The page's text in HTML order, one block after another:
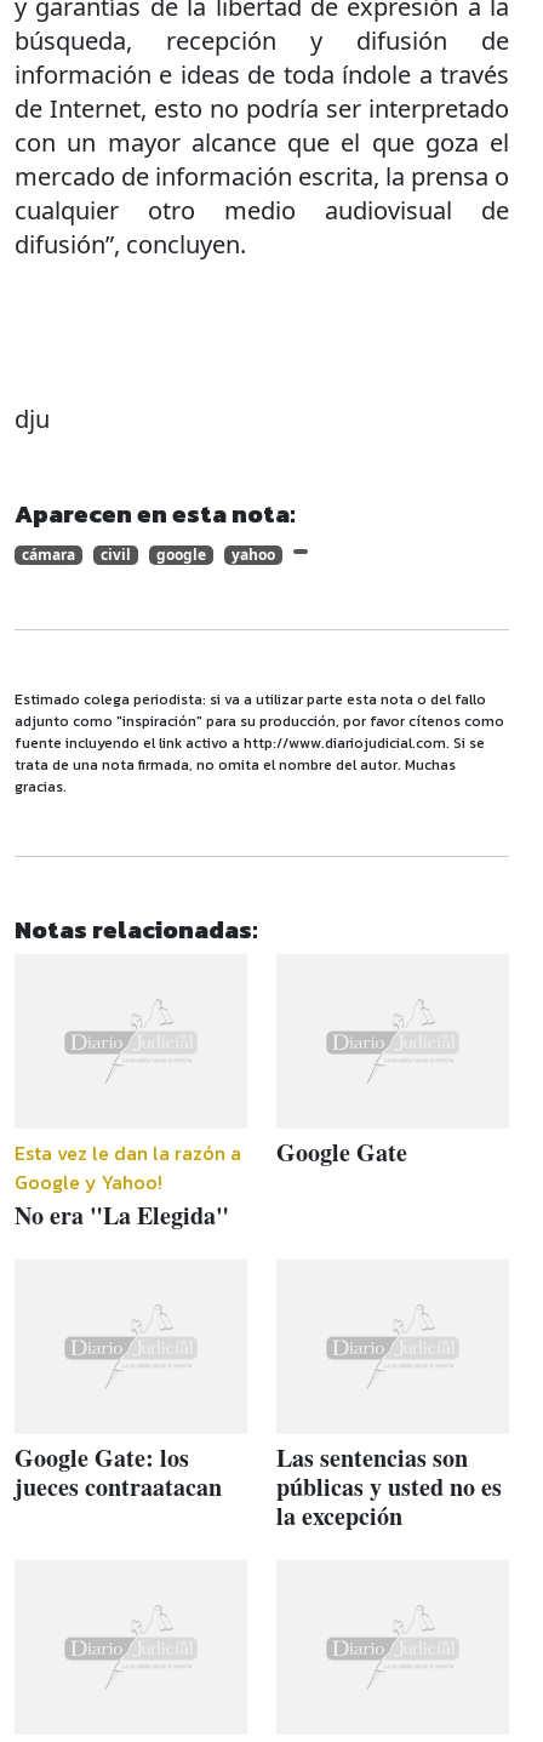
y garantías de la libertad de expresión a la
búsqueda, recepción y difusión de
información e ideas de toda índole a través
de Internet, esto no podría ser interpretado
con un mayor alcance que el que goza el
mercado de información escrita, la prensa o
cualquier otro medio audiovisual de
difusión”, concluyen.
dju
Aparecen en esta nota:
cámara civil google yahoo
Estimado colega periodista: si va a utilizar parte esta nota o del fallo
adjunto como "inspiración" para su producción, por favor cítenos como
fuente incluyendo el link activo a http://www.diariojudicial.com. Si se
trata de una nota firmada, no omita el nombre del autor. Muchas
gracias.
Notas relacionadas:
Esta vez le dan la razón a
Google y Yahoo!
No era "La Elegida"
Google Gate
Google Gate: los
jueces contraatacan
Las sentencias son
públicas y usted no es
la excepción